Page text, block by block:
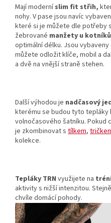
Mají moderníslim fit střih,
nohy. V pase jsou navíc
které si je můžete dle potřeby
žebrované manžety u
optimální délku. Jsou
můžete odložit klíče, mobil a
a dvě na vnější straně stehen.
Další výhodou je nadčasový
kterému se budou tyto tepláky
volnočasového šatníku.
je zkombinovat s tílkem,
kolekce.
Tepláky TRN využijete na
aktivity s nižší intenzitou.
chvíle domácí pohody.